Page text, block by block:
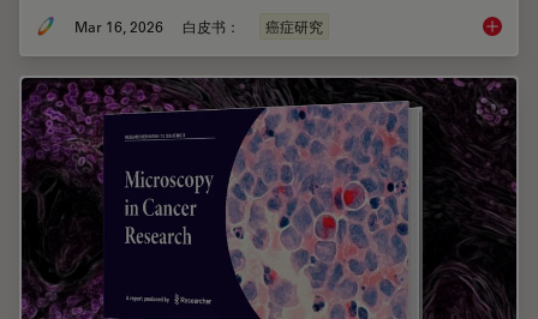
Mar 16, 2026 白皮书： 癌症研究 癌症研